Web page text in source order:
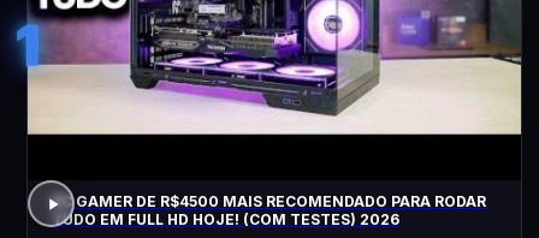
1
PC GAMER DE R$4500 MAIS RECOMENDADO PARA RODAR
TUDO EM FULL HD HOJE! (COM TESTES) 2026